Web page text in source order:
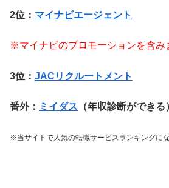
2位： マイナビエージェント
※マイナビのプロモーションを含み
3位： JACリクルートメント
番外： ミイダス （年収診断ができる
※当サイトで人気の転職サービスランキングにな